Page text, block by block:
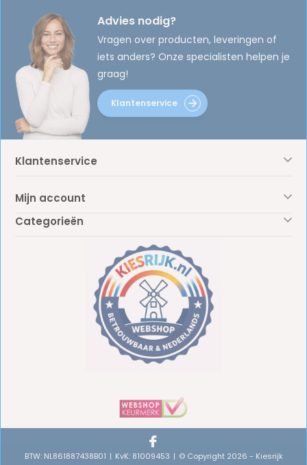
Advies nodig?
Vragen over producten, leveringen of
iets anders? Onze specialisten helpen je
graag!
Klantenservice
Klantenservice
Mijn account
Categorieën
BTW: NL861887438B01 KvK: 81009453 © Copyright 2026 - Kiesrijk